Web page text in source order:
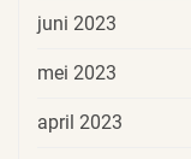
juni 2023
mei 2023
april 2023